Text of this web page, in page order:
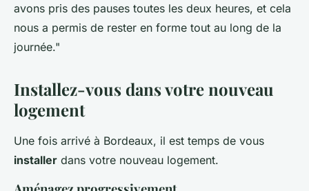
avons pris des pauses toutes les deux heures, et cela
nous a permis de rester en forme tout au long de la
journée."
Installez-vous dans votre nouveau
logement
Une fois arrivé à Bordeaux, il est temps de vous
installer dans votre nouveau logement.